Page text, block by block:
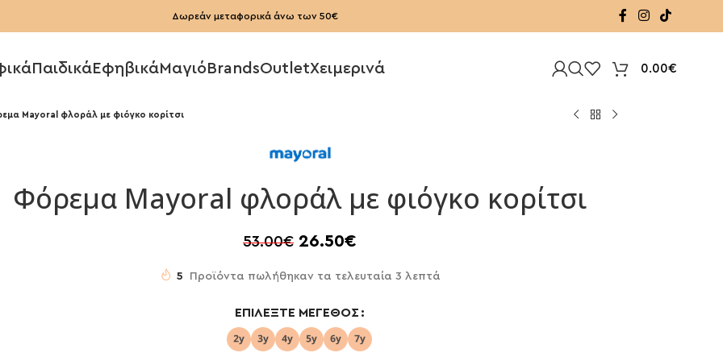
Δωρεάν μεταφορικά άνω των 50€
Παιδικά ΕφηβικάΜαγιό BrandsOutletΧειμερινά 0.00€
Mayoral φλοράλ με φιόγκο κορίτσι
Φόρεμα Mayoral φλοράλ με φιόγκο κορίτσι
53.00€ 26.50€
5 Προϊόντα πωλήθηκαν τα τελευταία 3 λεπτά
ΕΠΙΛΈΞΤΕ ΜΈΓΕΘΟΣ